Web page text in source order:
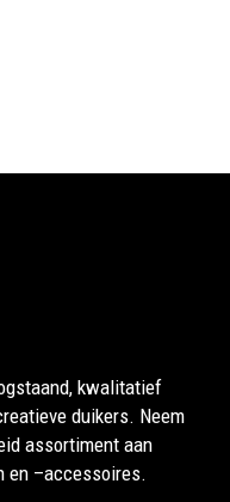
kwalitatief
duikers. Neem
assortiment aan
en –accessoires.